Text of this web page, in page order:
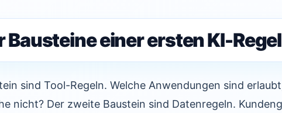
Bausteine einer ersten KI-
sind Tool-Regeln. Welche Anwendungen sind
nicht? Der zweite Baustein sind Datenregeln.